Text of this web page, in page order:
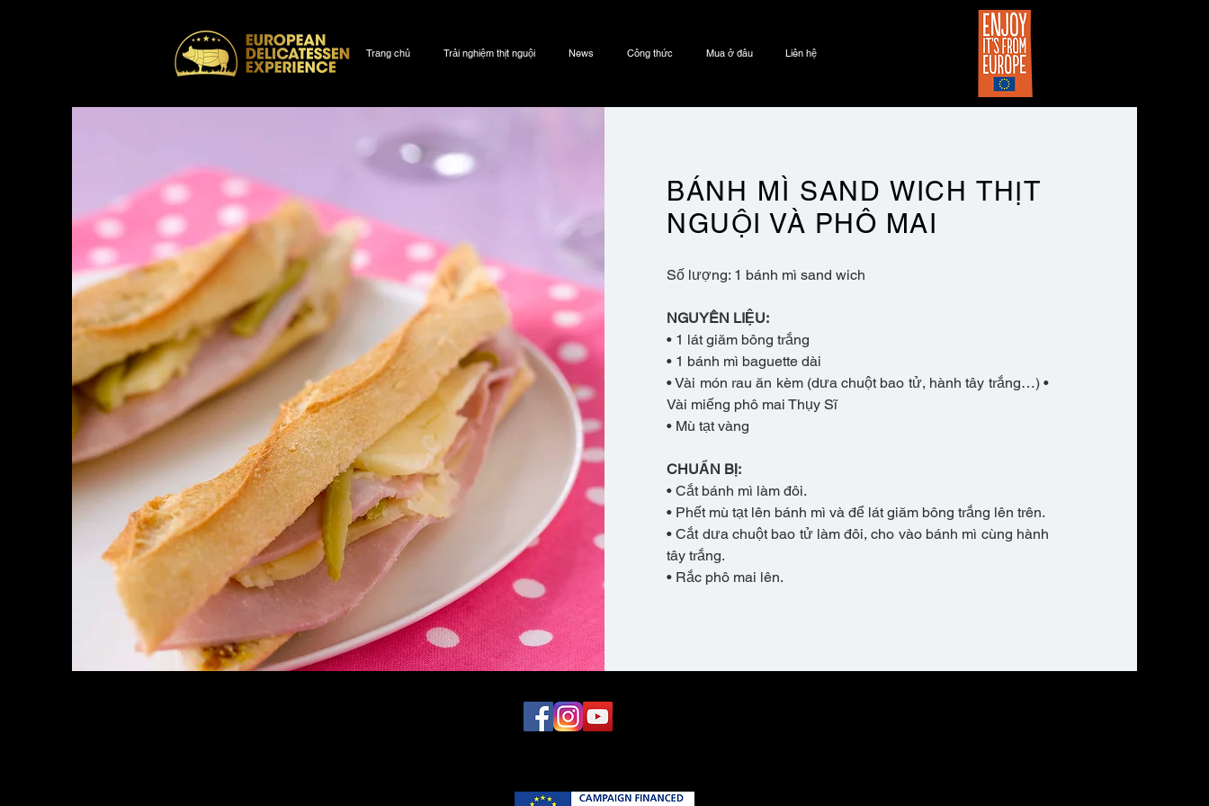
Trang chủ Trải nghiệm thịt nguội News Công thức Mua ở đâu Liên hệ
BÁNH MÌ SAND WICH THỊT
NGUỘI VÀ PHÔ MAI
Số lượng: 1 bánh mì sand wich
NGUYÊN LIỆU:
• 1 lát giăm bông trắng
• 1 bánh mì baguette dài
• Vài món rau ăn kèm (dưa chuột bao tử, hành tây trắng…) •
Vài miếng phô mai Thụy Sĩ
• Mù tạt vàng
CHUẨN BỊ:
• Cắt bánh mì làm đôi.
• Phết mù tạt lên bánh mì và để lát giăm bông trắng lên trên.
• Cắt dưa chuột bao tử làm đôi, cho vào bánh mì cùng hành
tây trắng.
• Rắc phô mai lên.